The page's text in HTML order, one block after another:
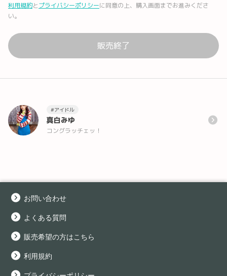
利用規約とプライバシーポリシーに同意の上、購入画面までお進みくださ
い。
販売終了
#アイドル
真白みゆ
コングラッチェッ！
お問い合わせ
よくある質問
販売希望の方はこちら
利用規約